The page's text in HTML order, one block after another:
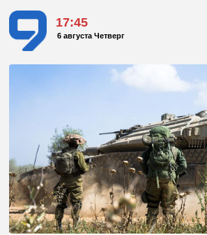
17:45
6 августа Четверг